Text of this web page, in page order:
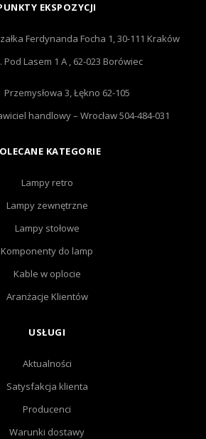
EKSPOZYCJI
Ferdynanda Focha 1, 30-111 Kraków
Pod Lasem 1 A , 62-023 Borówiec
Przemysłowa 3, Łękno 62-105
handlowy – Wrocław 504-484-031
KATEGORIE
Lampy retro
Lampy zewnętrzne
Lampy stołowe
Komponenty do lamp
Kable w oplocie
Aranżacje Klientów
USŁUGI
Aktualności
Satysfakcja klienta
Producenci
Warunki dostawy